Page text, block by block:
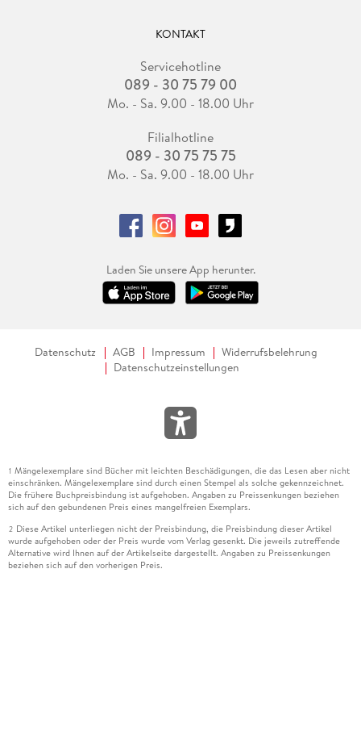
KONTAKT
Servicehotline
089 - 30 75 79 00
Mo. - Sa. 9.00 - 18.00 Uhr
Filialhotline
089 - 30 75 75 75
Mo. - Sa. 9.00 - 18.00 Uhr
Laden Sie unsere App herunter.
Datenschutz AGB Impressum
Widerrufsbelehrung
Datenschutzeinstellungen
1 Mängelexemplare sind Bücher mit leichten Beschädigungen, die das Lesen aber nicht
einschränken. Mängelexemplare sind durch einen Stempel als solche gekennzeichnet.
Die frühere Buchpreisbindung ist aufgehoben. Angaben zu Preissenkungen beziehen
sich auf den gebundenen Preis eines mangelfreien Exemplars.
2 Diese Artikel unterliegen nicht der Preisbindung, die Preisbindung dieser Artikel
wurde aufgehoben oder der Preis wurde vom Verlag gesenkt. Die jeweils zutreffende
Alternative wird Ihnen auf der Artikelseite dargestellt. Angaben zu Preissenkungen
beziehen sich auf den vorherigen Preis.